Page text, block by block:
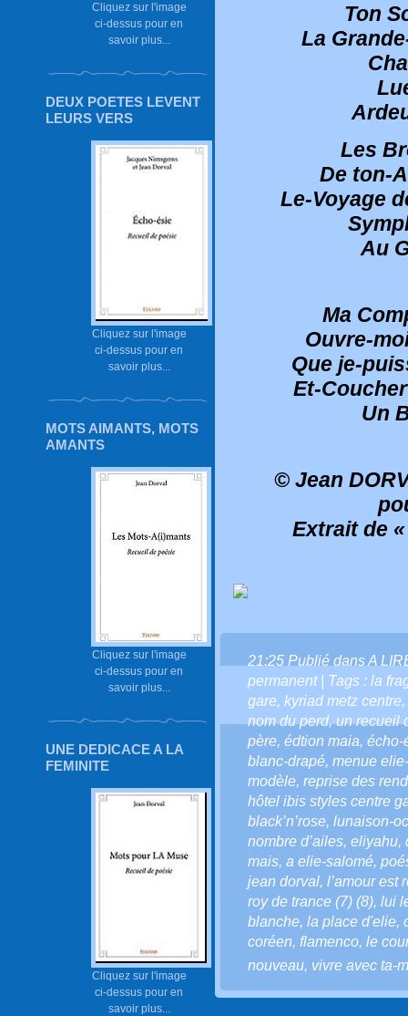
Cliquez sur l'image
ci-dessus pour en
savoir plus...
DEUX POETES LEVENT
LEURS VERS
Cliquez sur l'image
ci-dessus pour en
savoir plus...
MOTS AIMANTS, MOTS
AMANTS
Cliquez sur l'image
ci-dessus pour en
savoir plus...
UNE DEDICACE A LA
FEMINITE
Cliquez sur l'image
ci-dessus pour en
savoir plus...
Ton
La
Les
De ton-
Le-Voyage
Au
Ma
Ouvre-
Que je-
Et-
Un
© Jean
Extrait de
21:25 Publié dansA
permanent| Tags : la
gare, kyriad metz centre,
nom du perd,un recueil
père, édtion maia, écho-
blanc-drapé, menue
modèle, reprise des
hôtel ibis styles centre
black’n’rose, lunaison-
nombre d’ailes, eliyahu,
mais, a elie-salomé,
jean dorval, l’amour est
roy de trance (7) (8), lui
blanche, la place d'elie,
coréen, flamenco, le
nouveau, vivre avec ta-